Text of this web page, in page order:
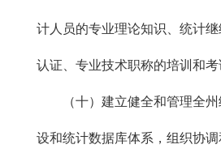
计人员的专业理论知识、统计
认证、专业技术职称的培训和考
（十）建立健全和管理全州
设和统计数据库体系，组织协调